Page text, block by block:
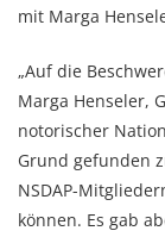
mit Marga
„Auf die
Marga Henseler,
notorischer
Grund gefunden
NSDAP-
können. Es gab